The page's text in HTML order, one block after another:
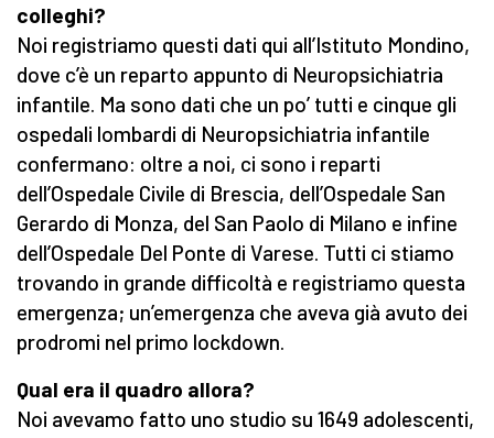
colleghi?
Noi registriamo questi dati qui all’Istituto Mondino,
dove c’è un reparto appunto di Neuropsichiatria
infantile. Ma sono dati che un po’ tutti e cinque gli
ospedali lombardi di Neuropsichiatria infantile
confermano: oltre a noi, ci sono i reparti
dell’Ospedale Civile di Brescia, dell’Ospedale San
Gerardo di Monza, del San Paolo di Milano e infine
dell’Ospedale Del Ponte di Varese. Tutti ci stiamo
trovando in grande difficoltà e registriamo questa
emergenza; un’emergenza che aveva già avuto dei
prodromi nel primo lockdown.
Qual era il quadro allora?
Noi avevamo fatto uno studio su 1649 adolescenti,